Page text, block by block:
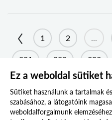
2011
2010
2009
1 2
301 302 303
Ez a weboldal sütiket
Sütiket használunk a tartalmak
szabásához, a látogatóink
weboldalforgalmunk